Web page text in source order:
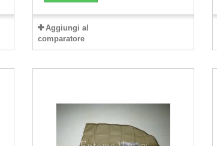
Aggiungi al
comparatore